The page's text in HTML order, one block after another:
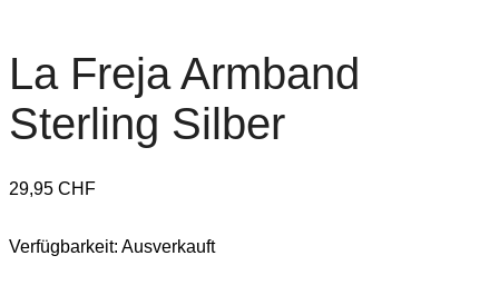
La Freja Armband
Sterling Silber
29,95 CHF
Verfügbarkeit: Ausverkauft